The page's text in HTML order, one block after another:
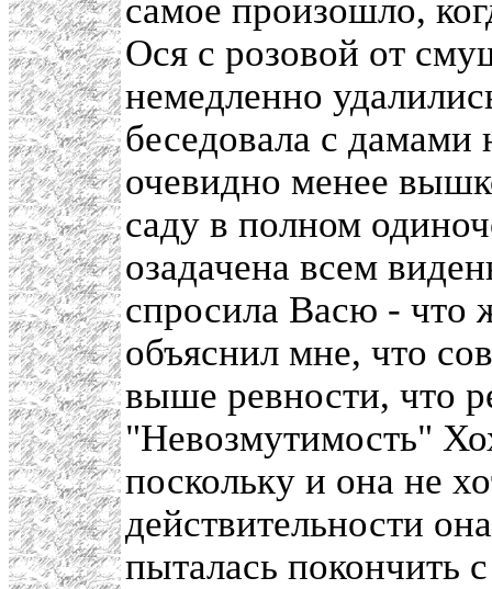
самое произошло,
Ося с розовой от
немедленно
беседовала с
очевидно менее
саду в полном
озадачена всем
спросила Васю - что
объяснил мне, что
выше ревности, что
"Невозмутимость"
поскольку и она не
действительности
пыталась покончить